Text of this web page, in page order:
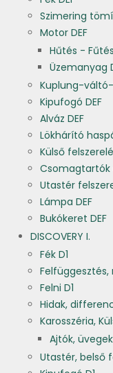
Szimering
Motor DEF
Hűtés -
Üzemanyag
Kuplung-váltó-
Kipufogó DEF
Alváz DEF
Lökhárító
Külső
Csomagtartók
Utastér
Lámpa DEF
Bukókeret DEF
DISCOVERY I.
Fék D1
Felfüggesztés,
Felni D1
Hidak,
Karosszéria,
Ajtók, üvegek
Utastér, belső